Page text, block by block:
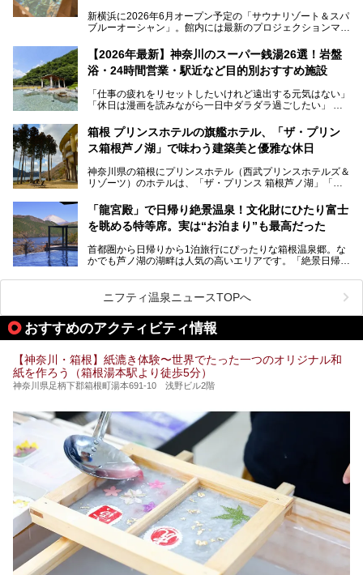
新横浜に2026年6月オープン予定の「サウナリゾート＆スパ
ブルーオーシャン」。館内には最新のプロジェクションマッ
的な“没入感（イマーシブ）”を体験できます。
今回は、そんな大注目の施設に一足先にお邪魔し、その全貌
を見学させていただきました！
サウナ室の中に咲き誇る桜、魚たちが泳ぐ水風呂、そしてバ
リのビーチを思わせる休憩スペース…。驚きの連続だった館
内の様子をレポートします！
【2026年最新】神奈川のスーパー銭湯26選！岩盤
浴・24時間営業・駅近など目的別おすすめ施設
「仕事の疲れをリセットしたいけれど遠出する元気はない」
「休日は漫画を読みながら一日中ダラダラ過ごしたい」
たい」
そんな「癒やされたい」という願いを叶えてくれるのが、神
神奈川県には、サウナや岩盤浴、一日中遊べるエンタメ施設
など、“非日常”を味わえるスーパー銭湯が数多く揃っていま
う」という人も多いはず。
そこで今回は、神奈川県内の人気施設26選を「安さ」「岩
業」「駅近」など、目的別に厳選して紹介します。
今の気分にぴったりの施設を見つけて、最高のリフレッシュ
箱根 プリンスホテルの旗艦ホテル、「ザ・プリン
ス箱根芦ノ湖」で味わう建築美と優雅な休日
神奈川県の箱根にプリンスホテル（西武プリンスホテルズ＆
リゾーツ）のホテルは、「ザ・プリンス 箱根芦ノ湖」「芦
「箱根仙石原プリンスホテル」と4軒あり、今回ご紹介する
「ザ・プリンス 箱根芦ノ湖」は、その中でもフラッグシッ
プ（旗艦）に位置づけられる特別なホテルです。
昭和の日本を代表する建築家の一人、村野藤吾が芦ノ湖の畔
に建てた桃源郷のようなホテルがここ。自家源泉の温泉や、
提供元：株式会社西武・プリンスホテルズワールドワイド
【PR】
この記事はザ・プリンス 箱根芦ノ湖のPR記事です。
「龍宮殿」で日帰り絶景温泉！文化財にひたり富士
を眺める特等席。実は“お泊まり”も最高だった
首都圏から日帰りから1泊旅行にぴったりな箱根温泉郷。な
かでも芦ノ湖の湖畔は人気の高いエリアです。「絶景日帰り
が楽しめるまさに眺望自慢の日帰り温泉。
そしてここは全24室の「箱根 芦ノ湖畔蛸川温泉 龍宮殿」と
して宿泊もできます。宿泊者は「龍宮殿本館」の営業時間に
加えて、朝6時からの宿泊者専用時間帯にも「龍宮殿本館」
のお風呂が利用できます。
今回は日帰り温泉としての「絶景日帰り温泉 龍宮殿本館
（以下、龍宮殿本館）」と、旅館としての「箱根 芦ノ湖畔
蛸川温泉 龍宮殿（以下、龍宮殿）」の両方の魅力をたっぷ
4つの神社に囲まれたパワースポットです。
───
提供元：株式会社西武・プリンスホテルズワールドワイド
【PR】
この記事は箱根 芦ノ湖畔蛸川温泉 龍宮殿のPR記事です。
ニフティ温泉ニュースTOPへ
おすすめのアクティビティ情報
【神奈川・箱根】紙漉き体験〜世界でたった一つのオリジナル和
紙を作ろう（箱根湯本駅より徒歩5分）
神奈川県足柄下郡箱根町湯本691-10 浅野ビル2階